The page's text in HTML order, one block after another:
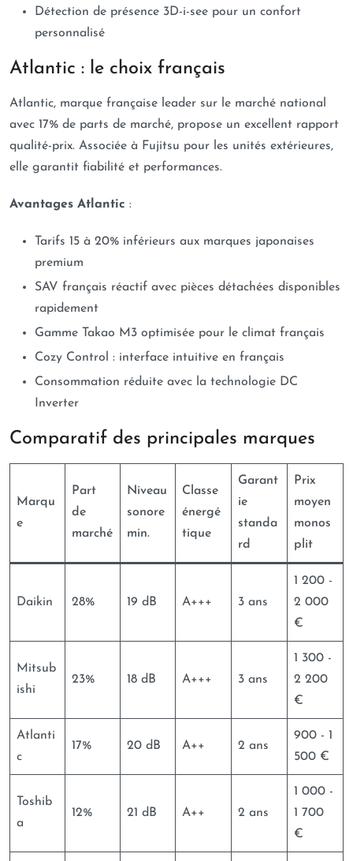
Détection de présence 3D-i-see pour un confort
personnalisé
Atlantic : le choix français
Atlantic, marque française leader sur le marché national
avec 17% de parts de marché, propose un excellent rapport
qualité-prix. Associée à Fujitsu pour les unités extérieures,
elle garantit fiabilité et performances.
Avantages Atlantic :
Tarifs 15 à 20% inférieurs aux marques japonaises
premium
SAV français réactif avec pièces détachées disponibles
rapidement
Gamme Takao M3 optimisée pour le climat français
Cozy Control : interface intuitive en français
Consommation réduite avec la technologie DC
Inverter
Comparatif des principales marques
Marqu
e
Part
de
marché
Niveau
sonore
min.
Classe
énergé
tique
Garant
ie
standa
rd
Prix
moyen
monos
plit
Daikin 28% 19 dB A+++ 3 ans
1 200 -
2 000
€
Mitsub
ishi
23% 18 dB A+++ 3 ans
1 300 -
2 200
€
Atlanti
c
17% 20 dB A++ 2 ans
900 - 1
500 €
Toshib
a
12% 21 dB A++ 2 ans
1 000 -
1 700
€